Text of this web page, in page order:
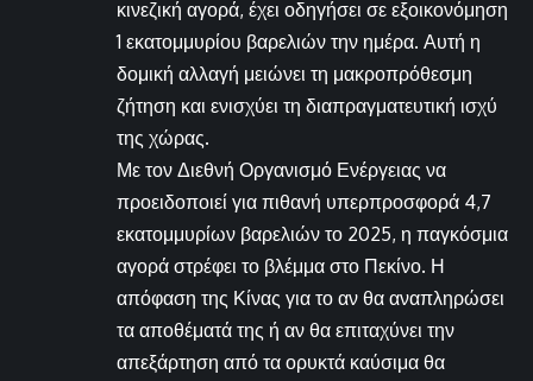
κινεζική αγορά, έχει οδηγήσει σε εξοικονόμηση
1 εκατομμυρίου βαρελιών την ημέρα. Αυτή η
δομική αλλαγή μειώνει τη μακροπρόθεσμη
ζήτηση και ενισχύει τη διαπραγματευτική ισχύ
της χώρας.
Με τον Διεθνή Οργανισμό Ενέργειας να
προειδοποιεί για πιθανή υπερπροσφορά 4,7
εκατομμυρίων βαρελιών το 2025, η παγκόσμια
αγορά στρέφει το βλέμμα στο Πεκίνο. Η
απόφαση της Κίνας για το αν θα αναπληρώσει
τα αποθέματά της ή αν θα επιταχύνει την
απεξάρτηση από τα ορυκτά καύσιμα θα